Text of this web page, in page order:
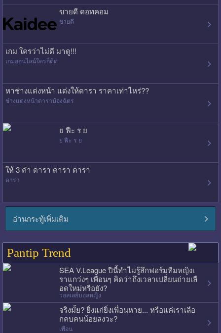
ขายดี ดอทคอม
ขายดี
เกม ใครว่าไม่ดี มาดู!!!
เกมออนไลน์ใครก็ติด
หาช่างแต่งหน้า แต่งให้ดารา ราคาเท่าไหร่??
ช่างแต่งหน้าดาราน้องฉัตร
ย ฟืะ ร ย
ย ฟืะ ร ย
ให้ 3 คำ ดารา ดารา ดารา
ดารา
อ่านกระทู้เพิ่มเติม
Pantip Trend
SEA V.League ปีนี้ทำไมรู้สึกฟอร์มทีมหญิงเ
ราแกว่งๆ เพื่อนๆ คิดว่าถึงเวลาเปลี่ยนถ่ายเลื
อดใหม่หรือยัง?
วอลเลย์บอลหญิง
จริงมั้ย? ยิ่งแก่ยิ่งเพื่อนหาย... หรือแค่เราเลือ
กคบคนน้อยลงวะ?
เพื่อน